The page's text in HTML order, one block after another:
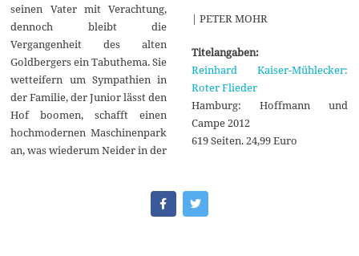
seinen Vater mit Verachtung,
dennoch bleibt die
Vergangenheit des alten
Goldbergers ein Tabuthema. Sie
wetteifern um Sympathien in
der Familie, der Junior lässt den
Hof boomen, schafft einen
hochmodernen Maschinenpark
an, was wiederum Neider in der
| PETER MOHR
Titelangaben:
Reinhard Kaiser-Mühlecker:
Roter Flieder
Hamburg: Hoffmann und
Campe 2012
619 Seiten. 24,99 Euro